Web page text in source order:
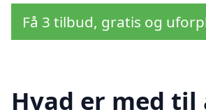
Få 3 tilbud, gratis og
Hvad er med til